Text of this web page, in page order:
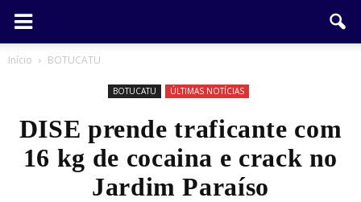
Início BOTUCATU
BOTUCATU ÚLTIMAS NOTÍCIAS
DISE prende traficante com
16 kg de cocaina e crack no
Jardim Paraíso